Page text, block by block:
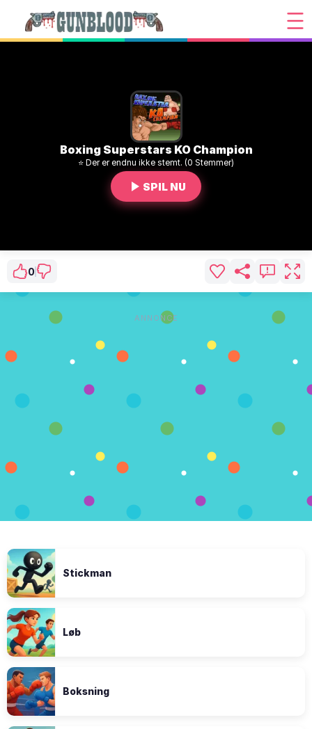
Boxing Superstars KO Champion
⭐ Der er endnu ikke stemt. (0 Stemmer)
SPIL NU
0
ANNONCE
Stickman
Løb
Boksning